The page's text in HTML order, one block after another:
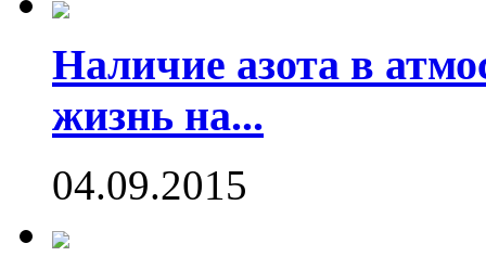
Наличие азота в
жизнь на...
04.09.2015